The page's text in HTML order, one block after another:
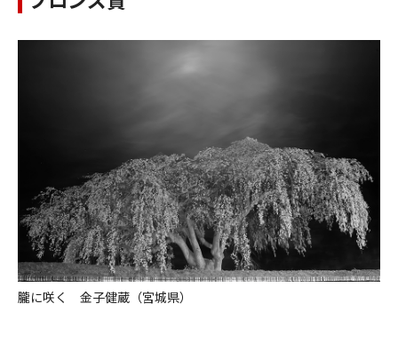
朧に咲く 金子健蔵（宮城県）